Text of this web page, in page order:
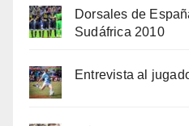
Dorsales de
Sudáfrica 2010
Entrevista al